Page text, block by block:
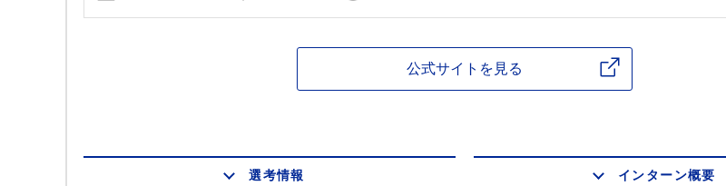
公式サイトを見る
選考情報 インターン概要